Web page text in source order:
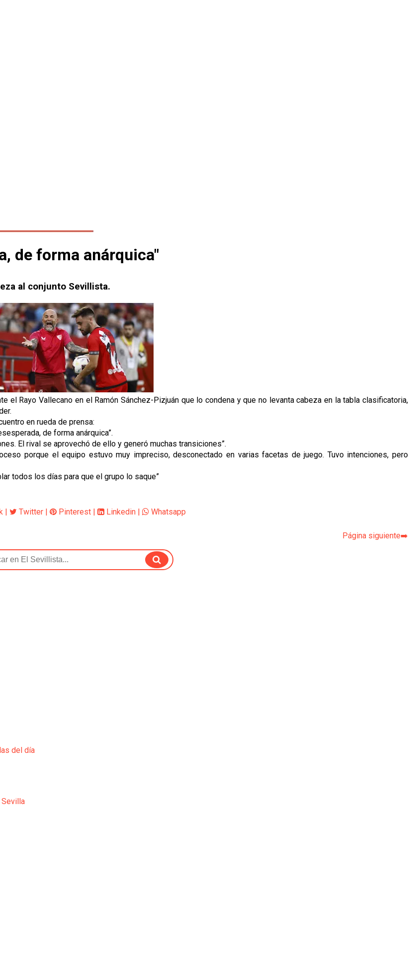
nervionense
de forma anárquica"
al conjunto Sevillista.
Rayo Vallecano en el Ramón Sánchez-Pizjuán que lo condena y que no levanta cabeza en la tabla clasificatoria,
en rueda de prensa:
de forma anárquica”.
El rival se aprovechó de ello y generó muchas transiciones”.
porque el equipo estuvo muy impreciso, desconectado en varias facetas de juego. Tuvo intenciones, pero
todos los días para que el grupo lo saque”
| Twitter | Pinterest | Linkedin | Whatsapp
Página siguiente➡️
del día
Sevilla